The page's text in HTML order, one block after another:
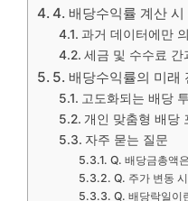
4. 배당수익률 계산
과거 데이터에만
세금 및 수수료 간
5. 배당수익률의 미래
고도화되는 배당
개인 맞춤형 배당
자주 묻는 질문
Q. 배당금총액
Q. 주가 변동
Q. 배당락일이